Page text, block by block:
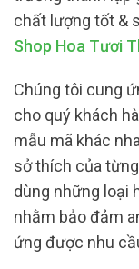
chất lượng tốt &
Shop Hoa Tươi
Chúng tôi cung
cho quý khách
mẫu mã khác
sở thích của
dùng những loại
nhằm bảo đảm
ứng được nhu